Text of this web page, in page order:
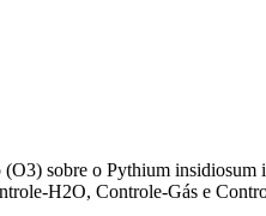
sobre o Pythium
H2O, Controle-Gás e